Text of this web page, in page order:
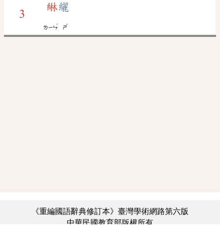
3
綝纚
ㄌㄧㄣ
ˊ
ㄕ
ˇ
《重編國語辭典修訂本》臺灣學術網路第六版
中華民國教育部版權所有